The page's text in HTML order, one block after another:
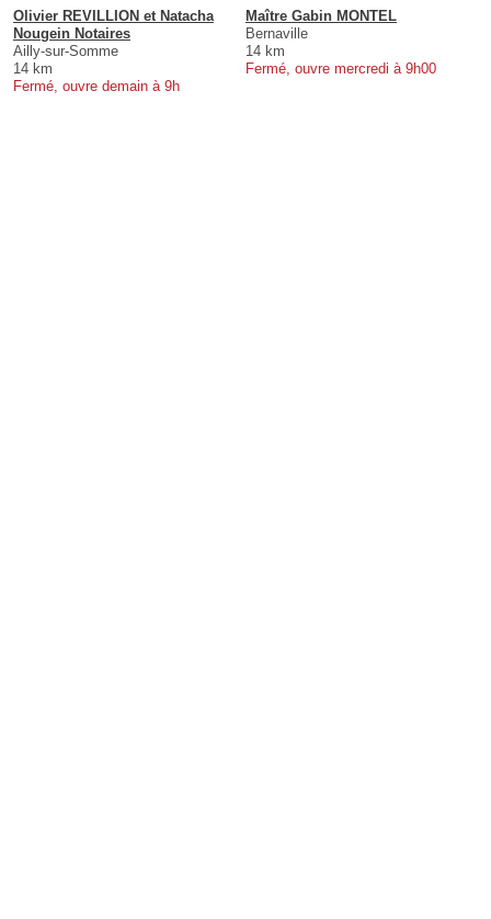
Olivier REVILLION et Natacha
Nougein Notaires
Ailly-sur-Somme
14 km
Fermé, ouvre demain à 9h
Maître Gabin MONTEL
Bernaville
14 km
Fermé, ouvre mercredi à 9h00